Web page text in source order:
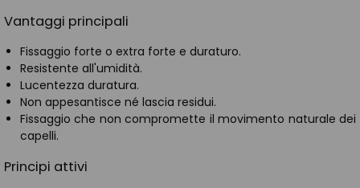
Vantaggi principali
Fissaggio forte o extra forte e duraturo.
Resistente all'umidità.
Lucentezza duratura.
Non appesantisce né lascia residui.
Fissaggio che non compromette il movimento naturale dei
capelli.
Principi attivi